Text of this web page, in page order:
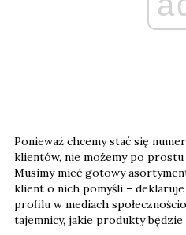
Ponieważ chcemy stać się
klientów, nie możemy po prostu
Musimy mieć gotowy
klient o nich pomyśli –
profilu w mediach
tajemnicy, jakie produkty